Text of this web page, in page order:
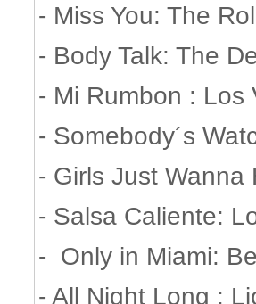
- Miss You: The
- Body Talk: The
- Mi Rumbon : Los
- Somebody´s
- Girls Just
- Salsa Caliente:
- Only in Miami:
- All Night Long :